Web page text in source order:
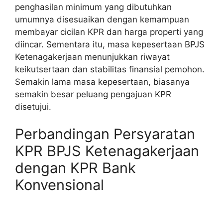
penghasilan minimum yang dibutuhkan
umumnya disesuaikan dengan kemampuan
membayar cicilan KPR dan harga properti yang
diincar. Sementara itu, masa kepesertaan BPJS
Ketenagakerjaan menunjukkan riwayat
keikutsertaan dan stabilitas finansial pemohon.
Semakin lama masa kepesertaan, biasanya
semakin besar peluang pengajuan KPR
disetujui.
Perbandingan Persyaratan
KPR BPJS Ketenagakerjaan
dengan KPR Bank
Konvensional